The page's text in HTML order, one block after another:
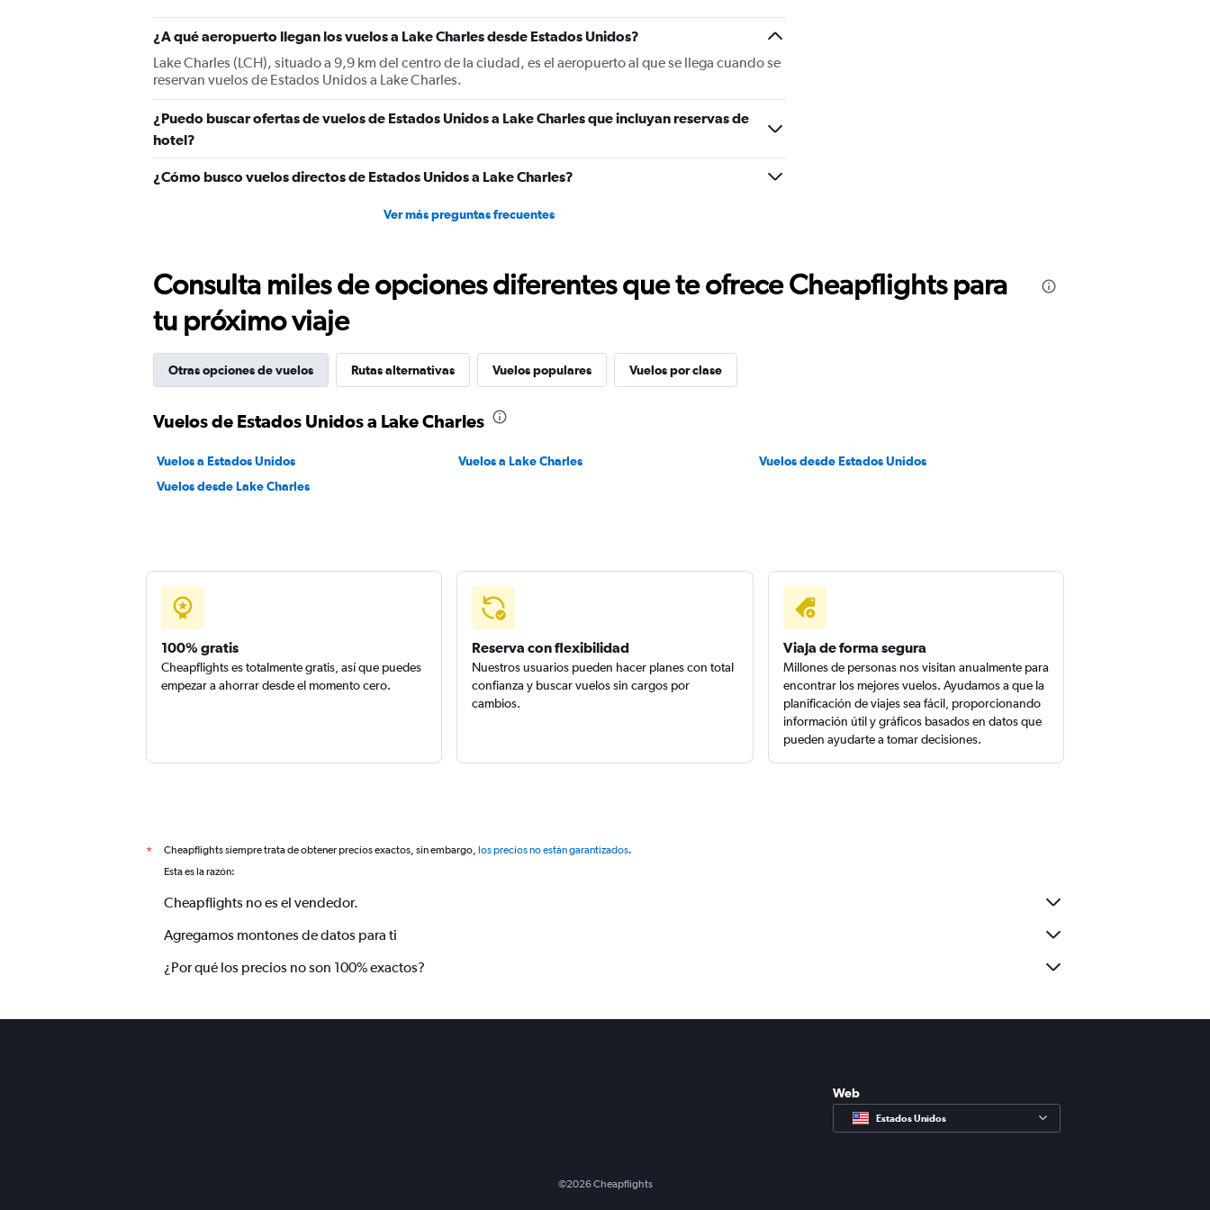
Y
axis
displaying
values.
Range:
0
to
900.
Number
of
flights.
0
to
24.
¿A qué aeropuerto llegan los vuelos a Lake Charles desde Estados Unidos?
Lake Charles (LCH), situado a 9,9 km del centro de la ciudad, es el aeropuerto al que se llega cuando se
reservan vuelos de Estados Unidos a Lake Charles.
¿Puedo buscar ofertas de vuelos de Estados Unidos a Lake Charles que incluyan reservas de
hotel?
¿Cómo busco vuelos directos de Estados Unidos a Lake Charles?
Ver más preguntas frecuentes
Consulta miles de opciones diferentes que te ofrece Cheapflights para
tu próximo viaje
Otras opciones de vuelos Rutas alternativas Vuelos populares Vuelos por clase
Vuelos de Estados Unidos a Lake Charles
Vuelos a Estados Unidos Vuelos a Lake Charles
Vuelos desde Estados Unidos
Vuelos desde Lake Charles
100% gratis
Cheapflights es totalmente gratis, así que puedes
empezar a ahorrar desde el momento cero.
Reserva con flexibilidad
Nuestros usuarios pueden hacer planes con total
confianza y buscar vuelos sin cargos por
cambios.
Viaja de forma segura
Millones de personas nos visitan anualmente para
encontrar los mejores vuelos. Ayudamos a que la
planificación de viajes sea fácil, proporcionando
información útil y gráficos basados en datos que
pueden ayudarte a tomar decisiones.
* Cheapflights siempre trata de obtener precios exactos, sin embargo, los precios no están garantizados.
Esta es la razón:
Cheapflights no es el vendedor.
Agregamos montones de datos para ti
¿Por qué los precios no son 100% exactos?
Web
Estados Unidos
©2026Cheapflights